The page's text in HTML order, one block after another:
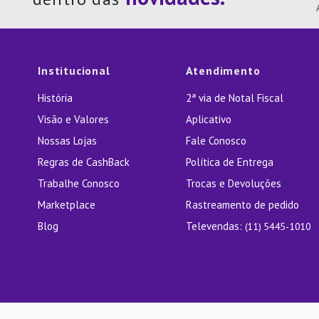
Institucional
História
Visão e Valores
Nossas Lojas
Regras de CashBack
Trabalhe Conosco
Marketplace
Blog
Atendimento
2ª via de Notal Fiscal
Aplicativo
Fale Conosco
Política de Entrega
Trocas e Devoluções
Rastreamento de pedido
Televendas: (11) 5445-1010